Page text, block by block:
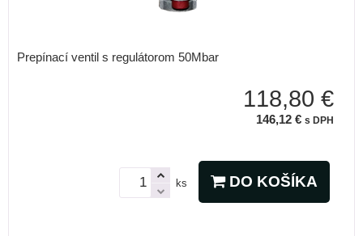
Prepínací ventil s regulátorom 50Mbar
118,80 €
146,12 € s DPH
ks DO KOŠÍKA